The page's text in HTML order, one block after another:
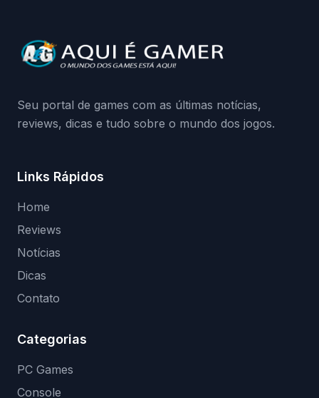
da Playground: negação do preload,
medidas contra acessos não autorizados
Seu portal de games com as últimas notícias,
reviews, dicas e tudo sobre o mundo dos jogos.
Links Rápidos
Home
Reviews
Notícias
Dicas
Contato
Categorias
PC Games
Console